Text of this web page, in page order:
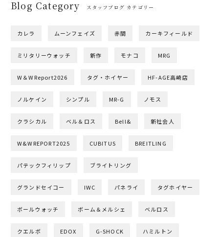
Blog Category スタッフブログ カテゴリー
カレラ ムーンフェイズ 赤間 カーキフィールド
ミリタリーウォッチ 新作 モナコ MRG
W＆WReport2026 タグ・ホイヤー HF-AGE高崎店
ノルケイン シンプル MR-G ノモス
クラシカル ベル＆ロス Bell& 新社会人
W&WREPORT2025 CUBITUS BREITLING
パテックフィリップ ブライトリング
グランドセイコー IWC パネライ タグホイヤー
ボールウォッチ ボーム＆メルシェ ベルロス
クエルボ EDOX G-SHOCK ハミルトン